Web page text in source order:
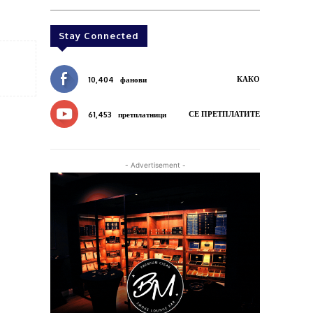
Stay Connected
10,404 фанови КАКО
61,453 претплатници СЕ ПРЕТПЛАТИТЕ
- Advertisement -